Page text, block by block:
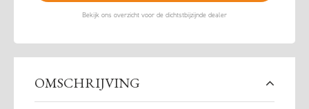
OMSCHRIJVING